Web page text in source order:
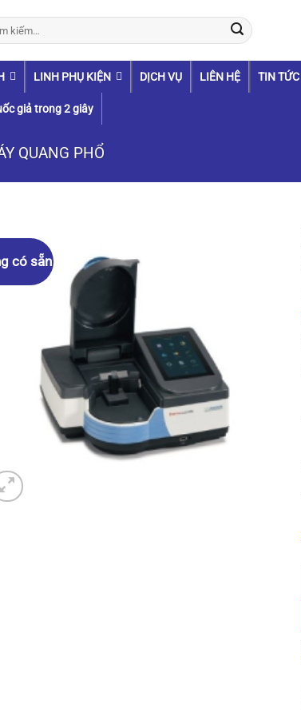
LINH PHỤ KIỆN DỊCH VỤ LIÊN HỆ TIN TỨC
giả trong 2 giây
QUANG PHỔ
có sẵn